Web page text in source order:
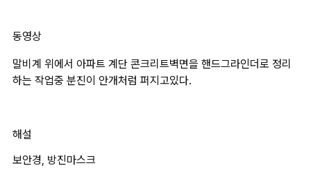
동영상
말비계 위에서 아파트 계단 콘크리트벽면을 핸드그라인더로 정리
하는 작업중 분진이 안개처럼 퍼지고있다.
해설
보안경, 방진마스크